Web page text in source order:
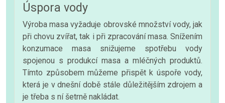
Úspora vody
Výroba masa vyžaduje obrovské množství vody, jak
při chovu zvířat, tak i při zpracování masa. Snížením
konzumace masa snižujeme spotřebu vody
spojenou s produkcí masa a mléčných produktů.
Tímto způsobem můžeme přispět k úspoře vody,
která je v dnešní době stále důležitějším zdrojem a
je třeba s ní šetrně nakládat.